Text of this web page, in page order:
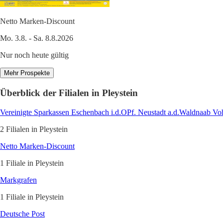
Netto Marken-Discount
Mo. 3.8. - Sa. 8.8.2026
Nur noch heute gültig
Mehr Prospekte
Überblick der Filialen in Pleystein
Vereinigte Sparkassen Eschenbach i.d.OPf. Neustadt a.d.Waldnaab
2 Filialen in Pleystein
Netto Marken-Discount
1 Filiale in Pleystein
Markgrafen
1 Filiale in Pleystein
Deutsche Post